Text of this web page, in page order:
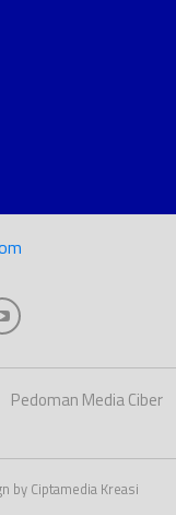
Pedoman Media Ciber
by Ciptamedia Kreasi